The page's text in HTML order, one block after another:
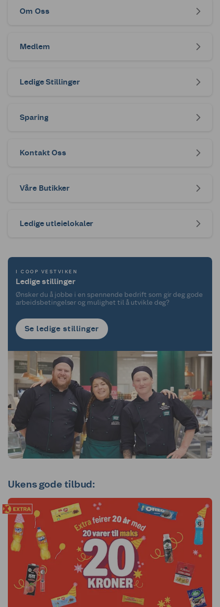
Om Oss
Medlem
Ledige Stillinger
Sparing
Kontakt Oss
Våre Butikker
Ledige utleielokaler
I COOP VESTVIKEN
Ledige stillinger
Ønsker du å jobbe i en spennende bedrift som gir deg gode
arbeidsbetingelser og mulighet til å utvikle deg?
Se ledige stillinger
Ukens gode tilbud: